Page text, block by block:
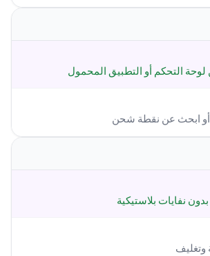
لوحة التحكم أو التطبيق المحمول
أو ابحث عن نقطة شحن
وتغليف